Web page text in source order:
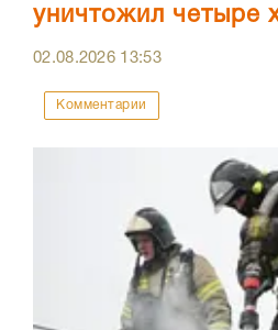
уничтожил четыре
02.08.2026 13:53
Комментарии